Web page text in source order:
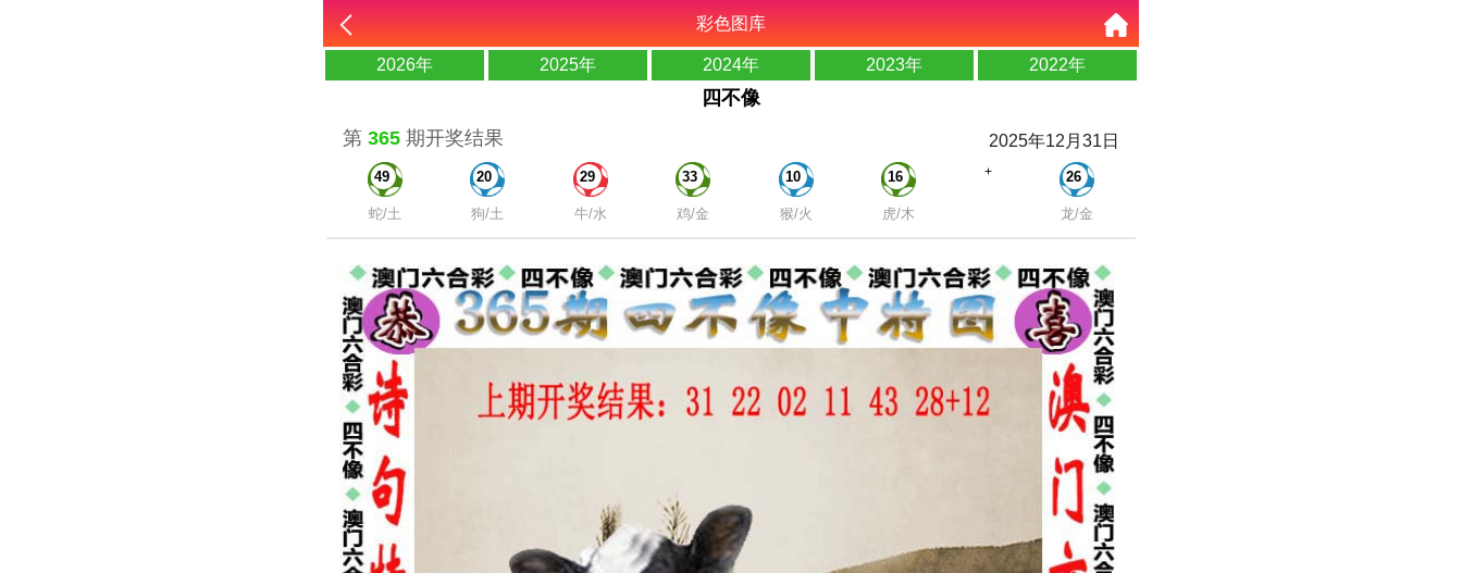
彩色图库
2026年 2025年 2024年 2023年 2022年
四不像
第 365期开奖结果 2025年12月31日
49
蛇/土
20
狗/土
29
牛/水
33
鸡/金
10
猴/火
16
虎/木
+ 26
龙/金